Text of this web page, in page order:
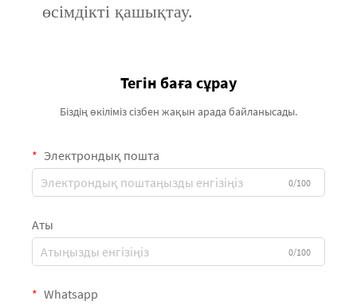
өсімдікті қашықтау.
Тегін баға сұрау
Біздің өкіліміз сізбен жақын арада байланысады.
Электрондық пошта
0/100
Аты
0/100
Whatsapp